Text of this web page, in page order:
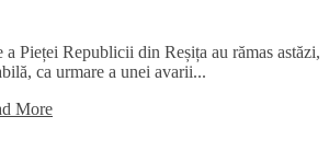
Pieței Republicii din Reșița au rămas astăzi,
ca urmare a unei avarii...
More